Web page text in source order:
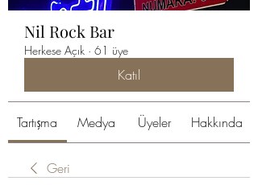
Nil Rock Bar
Herkese Açık · 61 üye
Katıl
Tartışma Medya Üyeler Hakkında
Geri